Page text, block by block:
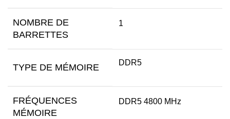
NOMBRE DE
BARRETTES
1
TYPE DE MÉMOIRE DDR5
FRÉQUENCES
MÉMOIRE
DDR5 4800 MHz